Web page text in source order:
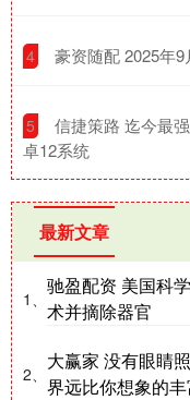
4 豪资随配 2025年
5
信捷策路 迄今最
卓12系统
最新文章
1、
驰盈配资 美国科
术并摘除器官
2、
大赢家 没有眼睛
界远比你想象的丰